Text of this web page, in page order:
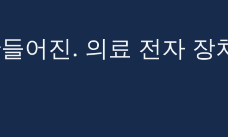
어진. 의료 전자 장